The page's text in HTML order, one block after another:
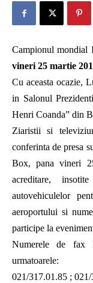
Campionul
vineri 25 martie
Cu aceasta ocazie,
in Salonul
Henri Coanda” din
Ziaristii si
conferinta de presa
Box, pana vineri
acreditare,
autovehiculelor
aeroportului si
participe la
Numerele de fax
urmatoarele:
021/317.01.85 ;